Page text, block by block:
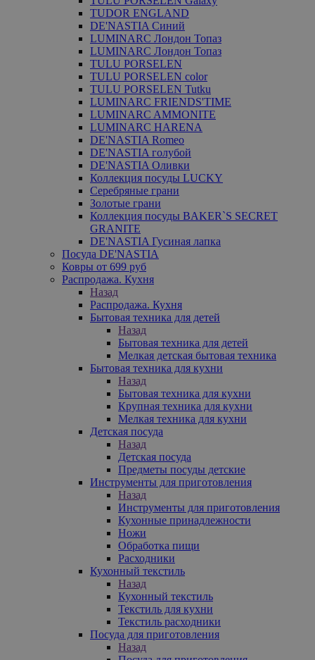
TUDOR ENGLAND
DE'NASTIA Синий
LUMINARC Лондон Топаз
LUMINARC Лондон Топаз
TULU PORSELEN
TULU PORSELEN color
TULU PORSELEN Tutku
LUMINARC FRIENDS'TIME
LUMINARC AMMONITE
LUMINARC HARENA
DE'NASTIA Romeo
DE'NASTIA голубой
DE'NASTIA Оливки
Коллекция посуды LUCKY
Серебряные грани
Золотые грани
Коллекция посуды BAKER`S SECRET
GRANITE
DE'NASTIA Гусиная лапка
Посуда DE'NASTIA
Ковры от 699 руб
Распродажа. Кухня
Назад
Распродажа. Кухня
Бытовая техника для детей
Назад
Бытовая техника для детей
Мелкая детская бытовая техника
Бытовая техника для кухни
Назад
Бытовая техника для кухни
Крупная техника для кухни
Мелкая техника для кухни
Детская посуда
Назад
Детская посуда
Предметы посуды детские
Инструменты для приготовления
Назад
Инструменты для приготовления
Кухонные принадлежности
Ножи
Обработка пищи
Расходники
Кухонный текстиль
Назад
Кухонный текстиль
Текстиль для кухни
Текстиль расходники
Посуда для приготовления
Назад